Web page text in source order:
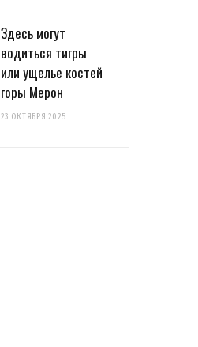
Здесь могут
водиться тигры
или ущелье костей
горы Мерон
23 ОКТЯБРЯ 2025